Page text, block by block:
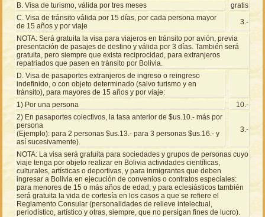
B. Visa de turismo, válida por tres meses
gratis
C. Visa de tránsito válida por 15 días, por cada persona mayor
de 15 años y por viaje
3.-
NOTA: Será gratuita la visa para viajeros en tránsito por avión, previa
presentación de pasajes de destino y válida por 3 días. También será
gratuita, pero siempre que exista reciprocidad, para extranjeros
repatriados que pasen en tránsito por Bolivia.
D. Visa de pasaportes extranjeros de ingreso o reingreso
indefinido, o con objeto determinado (salvo turismo y en
tránsito), para mayores de 15 años y por viaje:
1) Por una persona
10.-
2) En pasaportes colectivos, la tasa anterior de $us.10.- más por
persona
(Ejemplo): para 2 personas $us.13.- para 3 personas $us.16.- y
así sucesivamente).
3.-
NOTA: La visa será gratuita para sociedades y grupos de personas cuyo
viaje tenga por objeto realizar en Bolivia actividades científicas,
culturales, artísticas o deportivas, y para inmigrantes que deben
ingresar a Bolivia en ejecución de convenios o contratos especiales:
para menores de 15 o más años de edad, y para eclesiásticos también
será gratuita la vida de cortesía en los casos a que se refiere el
Reglamento Consular (personalidades de relieve intelectual,
periodístico, artístico y otras, siempre, que no persigan fines de lucro).